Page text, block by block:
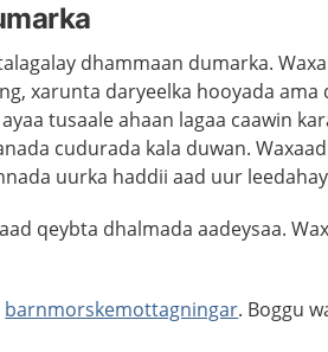
dhammaan dumarka.
xarunta daryeelka hooyada ama
tusaale ahaan lagaa caawin
cudurada kala duwan.
uurka haddii aad uur
qeybta dhalmada aadeysaa.
barnmorskemottagningar. Boggu